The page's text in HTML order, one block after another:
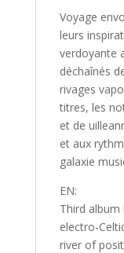
Voyage
leurs
verdoyante
déchaînés
rivages
titres, les
et de
et aux
galaxie
EN:
Third
electro-
river of